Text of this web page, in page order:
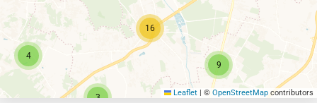
16
4
3
9
Leaflet | © OpenStreetMap contributors